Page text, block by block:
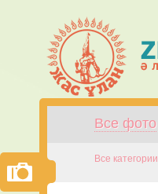
Все фото
Все категории